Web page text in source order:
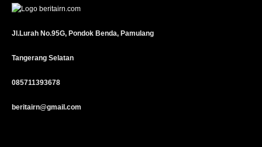
Jl.Lurah No.95G, Pondok Benda, Pamulang
Tangerang Selatan
085711393678
beritairn@gmail.com